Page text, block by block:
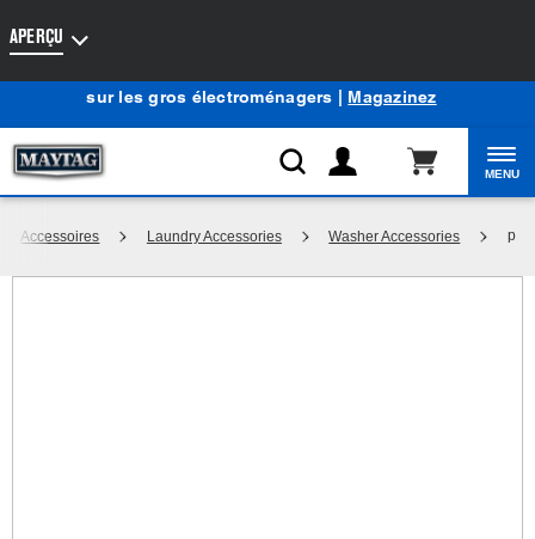
sur les gros électroménagers | Magazinez
MENU
Accessoires Laundry Accessories Washer Accessories p
APERÇU